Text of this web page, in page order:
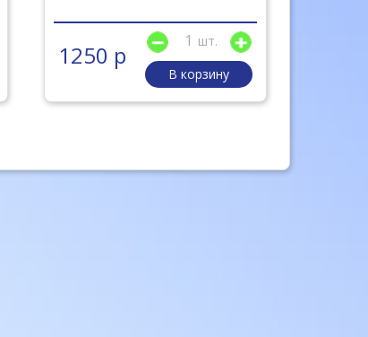
1250 р
шт.
В корзину